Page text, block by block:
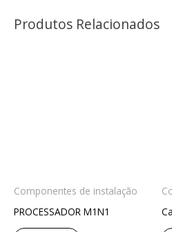
Produtos Relacionados
Componentes de instalação
PROCESSADOR M1N1